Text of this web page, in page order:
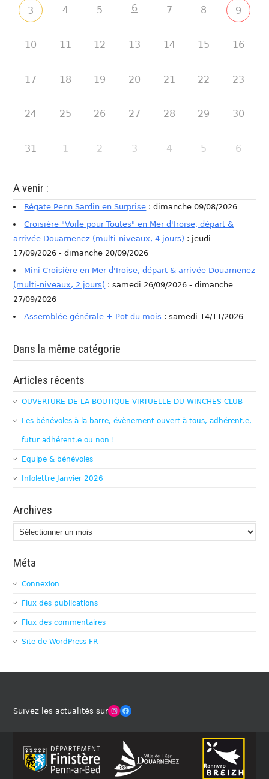
3 4 5 6 7 8 9
10 11 12 13 14 15 16
17 18 19 20 21 22 23
24 25 26 27 28 29 30
31 1 2 3 4 5 6
A venir :
Régate Penn Sardin en Surprise : dimanche 09/08/2026
Croisière "Voile pour Toutes" en Mer d'Iroise, départ &
arrivée Douarnenez (multi-niveaux, 4 jours) : jeudi
17/09/2026 - dimanche 20/09/2026
Mini Croisière en Mer d'Iroise, départ & arrivée Douarnenez
(multi-niveaux, 2 jours) : samedi 26/09/2026 - dimanche
27/09/2026
Assemblée générale + Pot du mois : samedi 14/11/2026
Dans la même catégorie
Articles récents
OUVERTURE DE LA BOUTIQUE VIRTUELLE DU WINCHES CLUB
Les bénévoles à la barre, évènement ouvert à tous, adhérent.e,
futur adhérent.e ou non !
Equipe & bénévoles
Infolettre Janvier 2026
Archives
Archives
Méta
Connexion
Flux des publications
Flux des commentaires
Site de WordPress-FR
Suivez les actualités surWinches Club OfficielFacebook